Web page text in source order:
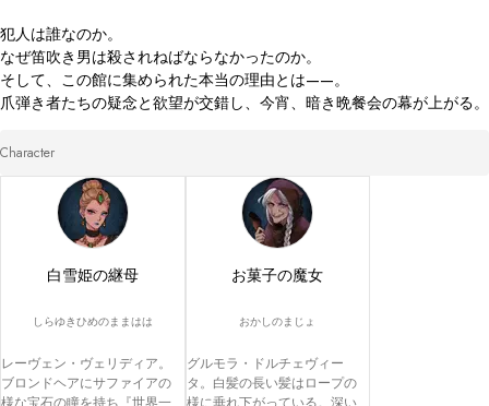
犯人は誰なのか。
なぜ笛吹き男は殺されねばならなかったのか。
そして、この館に集められた本当の理由とは——。
爪弾き者たちの疑念と欲望が交錯し、今宵、暗き晩餐会の幕が上がる。
Character
白雪姫の継母
しらゆきひめのままはは
レーヴェン・ヴェリディア。
ブロンドヘアにサファイアの
お菓子の魔女
おかしのまじょ
グルモラ・ドルチェヴィー
タ。白髪の長い髪はロープの